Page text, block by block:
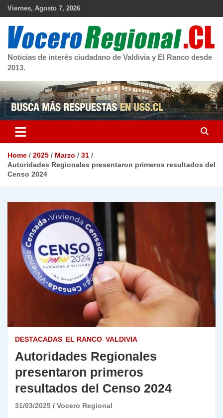
Skip
Viernes, Agosto 7, 2026
Noticias de interés ciudadano de Valdivia y El Ranco desde
2013.
Home 2025 Marzo
31
Autoridades Regionales presentaron primeros resultados del
Censo 2024
DESTACADAS EL RANCO VALDIVIA
Autoridades Regionales
presentaron primeros
resultados del Censo 2024
31/03/2025 Vocero Regional